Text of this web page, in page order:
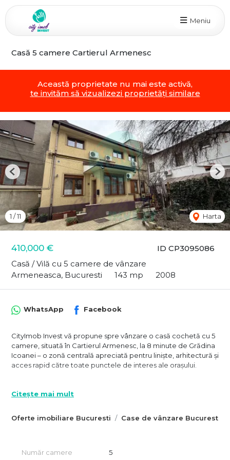
Meniu
Casă 5 camere Cartierul Armenesc
Această proprietate nu mai este activă,
te invităm să vizualizezi proprietăți similare
ID CP3095086
410,000 €
Casă / Vilă cu 5 camere de vânzare
Armeneasca, Bucuresti
143 mp 2008
1 /11 Harta
Previous
Oferte imobiliare Bucuresti Case de vânzare Bucuresti
WhatsApp Facebook
CityImob Invest vă propune spre vânzare o casă cochetă cu 5
camere, situată în Cartierul Armenesc, la 8 minute de Grădina
Icoanei – o zonă centrală apreciată pentru liniște, arhitectură și
acces rapid către toate punctele de interes ale orașului.
comune, bine organizată, cu clădiri dispuse pe margini, ceea
deplină, ferită de zgomotul traficului, dar păstrează avantajul
Casa are o suprafață utilă de aproximativ 143 mp și este
Citește mai mult
Număr camere 5